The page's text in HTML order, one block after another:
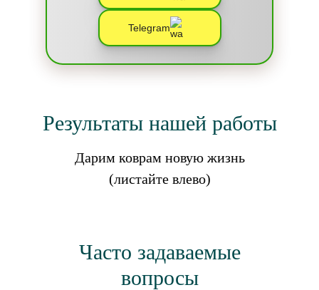
Telegram
Результаты нашей работы
Дарим коврам новую жизнь
(листайте влево)
Часто задаваемые
вопросы